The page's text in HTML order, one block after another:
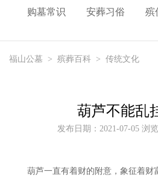
购墓常识 安葬习俗 殡
福山公墓 > 殡葬百科 > 传统文化
葫芦不能乱
发布日期：2021-07-05 浏
葫芦一直有着财的附意，象征着财